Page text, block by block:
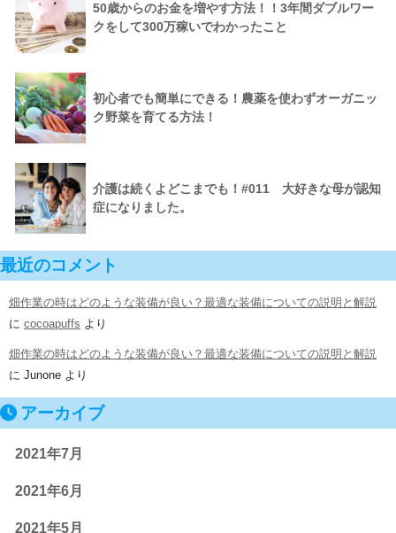
50歳からのお金を増やす方法！！3年間ダブルワー
クをして300万稼いでわかったこと
初心者でも簡単にできる！農薬を使わずオーガニッ
ク野菜を育てる方法！
介護は続くよどこまでも！#011 大好きな母が認知
症になりました。
最近のコメント
畑作業の時はどのような装備が良い？最適な装備についての説明と解説
に cocoapuffs より
畑作業の時はどのような装備が良い？最適な装備についての説明と解説
に Junone より
アーカイブ
2021年7月
2021年6月
2021年5月